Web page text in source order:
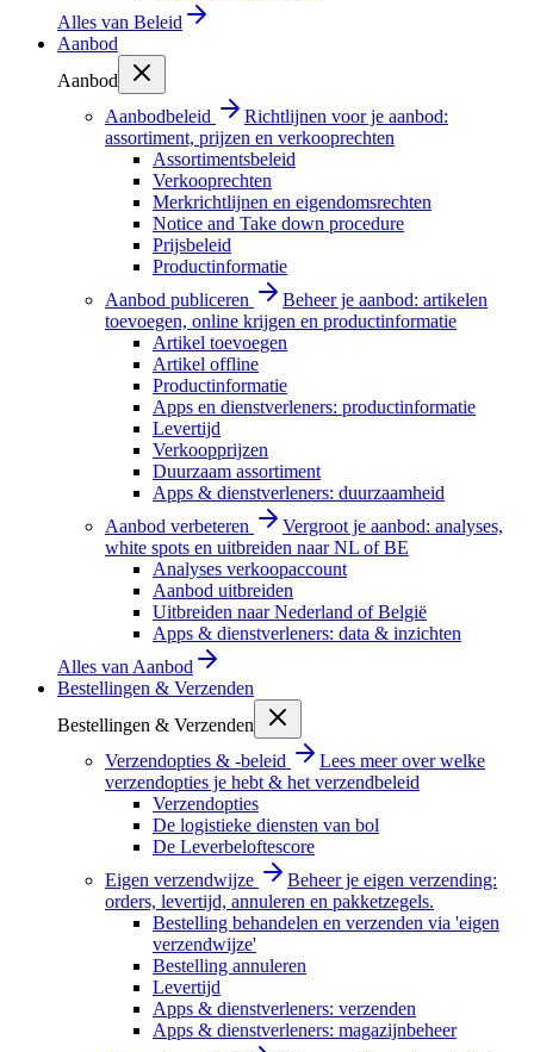
Alles van Beleid
Aanbod
Aanbod
Aanbodbeleid
Richtlijnen voor je aanbod:
assortiment, prijzen en verkooprechten
Assortimentsbeleid
Verkooprechten
Merkrichtlijnen en eigendomsrechten
Notice and Take down procedure
Prijsbeleid
Productinformatie
Aanbod publiceren
Beheer je aanbod: artikelen
toevoegen, online krijgen en productinformatie
Artikel toevoegen
Artikel offline
Productinformatie
Apps en dienstverleners: productinformatie
Levertijd
Verkoopprijzen
Duurzaam assortiment
Apps & dienstverleners: duurzaamheid
Aanbod verbeteren
Vergroot je aanbod: analyses,
white spots en uitbreiden naar NL of BE
Analyses verkoopaccount
Aanbod uitbreiden
Uitbreiden naar Nederland of België
Apps & dienstverleners: data & inzichten
Alles van Aanbod
Bestellingen & Verzenden
Bestellingen & Verzenden
Verzendopties & -beleid
Lees meer over welke
verzendopties je hebt & het verzendbeleid
Verzendopties
De logistieke diensten van bol
De Leverbeloftescore
Eigen verzendwijze
Beheer je eigen verzending:
orders, levertijd, annuleren en pakketzegels.
Bestelling behandelen en verzenden via 'eigen
verzendwijze'
Bestelling annuleren
Levertijd
Apps & dienstverleners: verzenden
Apps & dienstverleners: magazijnbeheer